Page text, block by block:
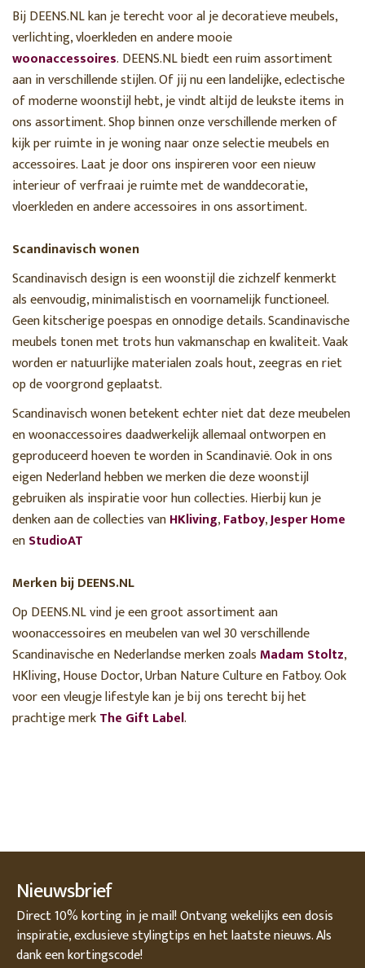
Bij DEENS.NL kan je terecht voor al je decoratieve meubels,
verlichting, vloerkleden en andere mooie
woonaccessoires. DEENS.NL biedt een ruim assortiment
aan in verschillende stijlen. Of jij nu een landelijke, eclectische
of moderne woonstijl hebt, je vindt altijd de leukste items in
ons assortiment. Shop binnen onze verschillende merken of
kijk per ruimte in je woning naar onze selectie meubels en
accessoires. Laat je door ons inspireren voor een nieuw
interieur of verfraai je ruimte met de wanddecoratie,
vloerkleden en andere accessoires in ons assortiment.
Scandinavisch wonen
Scandinavisch design is een woonstijl die zichzelf kenmerkt
als eenvoudig, minimalistisch en voornamelijk functioneel.
Geen kitscherige poespas en onnodige details. Scandinavische
meubels tonen met trots hun vakmanschap en kwaliteit. Vaak
worden er natuurlijke materialen zoals hout, zeegras en riet
op de voorgrond geplaatst.
Scandinavisch wonen betekent echter niet dat deze meubelen
en woonaccessoires daadwerkelijk allemaal ontworpen en
geproduceerd hoeven te worden in Scandinavië. Ook in ons
eigen Nederland hebben we merken die deze woonstijl
gebruiken als inspiratie voor hun collecties. Hierbij kun je
denken aan de collecties vanHKliving,Fatboy,Jesper Home
enStudioAT
Merken bij DEENS.NL
Op DEENS.NL vind je een groot assortiment aan
woonaccessoires en meubelen van wel 30 verschillende
Scandinavische en Nederlandse merken zoalsMadam Stoltz,
HKliving, House Doctor, Urban Nature Culture en Fatboy. Ook
voor een vleugje lifestyle kan je bij ons terecht bij het
prachtige merkThe Gift Label.
Nieuwsbrief
Direct 10% korting in je mail! Ontvang wekelijks een dosis
inspiratie, exclusieve stylingtips en het laatste nieuws. Als
dank een kortingscode!